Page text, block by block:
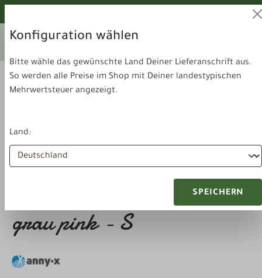
Ihr aktuelles Lieferland:
anny-x Brustgeschirr Fun
grau pink - S
Konfiguration wählen
Bitte wähle das gewünschte Land Deiner Lieferanschrift aus.
So werden alle Preise im Shop mit Deiner landestypischen
Mehrwertsteuer angezeigt.
Land:
SPEICHERN